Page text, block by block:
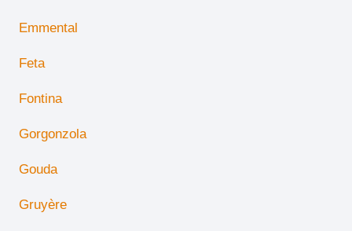
Emmental
Feta
Fontina
Gorgonzola
Gouda
Gruyère